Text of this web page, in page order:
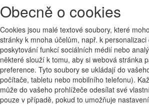
Obecně o cookies
Cookies jsou malé textové soubory, které
stránky k mnoha účelům, např. k
poskytování funkcí sociálních médií nebo
některé slouží k tomu, aby si webová stránka
preference. Tyto soubory se ukládají do
počítače, tabletu nebo mobilního telefonu).
může do vašeho prohlížeče odesílat své
pouze v případě, pokud to umožňuje